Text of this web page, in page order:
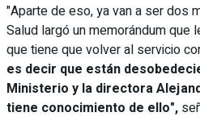
"Aparte de eso, ya van a ser dos
Salud largó un memorándum que
que tiene que volver al servicio
es decir que están
Ministerio y la directora
tiene conocimiento de ello",